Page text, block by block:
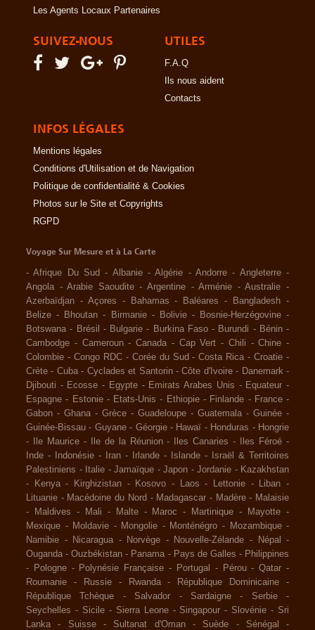
Les Agents Locaux Partenaires
SUIVEZ-NOUS UTILES
F.A.Q
Ils nous aident
Contacts
INFOS LÉGALES
Mentions légales
Conditions d'Utilisation et de Navigation
Politique de confidentialité & Cookies
Photos sur le Site et Copyrights
RGPD
Voyage Sur Mesure et à La Carte
-Afrique Du Sud - Albanie -Algérie -Andorre - Angleterre -
Angola -Arabie Saoudite -Argentine -Arménie -Australie -
Azerbaïdjan - Açores - Bahamas - Baléares - Bangladesh -
Belize - Bhoutan - Birmanie - Bolivie - Bosnie-Herzégovine -
Botswana - Brésil - Bulgarie - Burkina Faso - Burundi - Bénin -
Cambodge - Cameroun - Canada - Cap Vert - Chili -Chine -
Colombie - Congo RDC - Corée du Sud -Costa Rica -Croatie -
Crète - Cuba - Cyclades et Santorin -Côte d'Ivoire - Danemark -
Djibouti - Ecosse - Egypte - Emirats Arabes Unis - Equateur -
Espagne - Estonie - Etats-Unis - Ethiopie - Finlande - France -
Gabon - Ghana - Grèce - Guadeloupe - Guatemala - Guinée -
Guinée-Bissau - Guyane - Géorgie - Hawaï - Honduras - Hongrie
-
Ile Maurice - Ile de la Réunion - Iles Canaries - Iles Féroé -
Inde - Indonésie - Iran - Irlande - Islande -
Israël & Territoires
Palestiniens - Italie - Jamaïque - Japon - Jordanie - Kazakhstan
-
Kenya - Kirghizistan - Kosovo - Laos - Lettonie - Liban -
Lituanie - Macédoine du Nord - Madagascar - Madère - Malaisie
-
Maldives - Mali - Malte - Maroc - Martinique - Mayotte -
Mexique - Moldavie - Mongolie - Monténégro - Mozambique -
Namibie - Nicaragua - Norvège - Nouvelle-Zélande - Népal
-
Ouganda -Ouzbékistan - Panama - Pays de Galles - Philippines
-
Pologne - Polynésie Française - Portugal - Pérou -Qatar -
Roumanie
- Russie - Rwanda - République Dominicaine
-
République Tchèque
- Salvador - Sardaigne - Serbie
-
Seychelles - Sicile - Sierra Leone - Singapour - Slovénie - Sri
Lanka
- Suisse - Sultanat d'Oman - Suède - Sénégal -